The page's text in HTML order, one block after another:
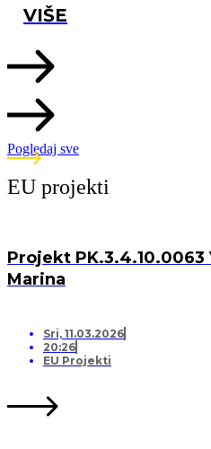
VIŠE
Pogledaj sve
EU projekti
Projekt
Marina
Sri, 11.03.2026
20:26
EU Projekti